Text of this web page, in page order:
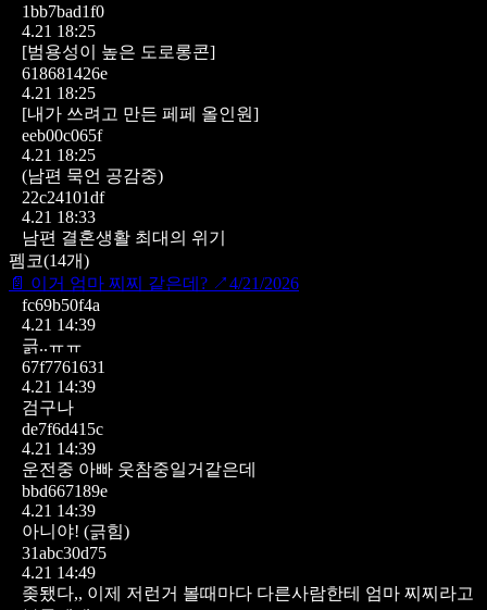
1bb7bad1f0
4.21 18:25
[범용성이 높은 도로롱콘]
618681426e
4.21 18:25
[내가 쓰려고 만든 페페 올인원]
eeb00c065f
4.21 18:25
(남편 묵언 공감중)
22c24101df
4.21 18:33
남편 결혼생활 최대의 위기
펨코(14개)
📄 이거 엄마 찌찌 같은데? ↗4/21/2026
fc69b50f4a
4.21 14:39
긁..ㅠㅠ
67f7761631
4.21 14:39
검구나
de7f6d415c
4.21 14:39
운전중 아빠 웃참중일거같은데
bbd667189e
4.21 14:39
아니야! (긁힘)
31abc30d75
4.21 14:49
좆됐다,, 이제 저런거 볼때마다 다른사람한테 엄마 찌찌라고